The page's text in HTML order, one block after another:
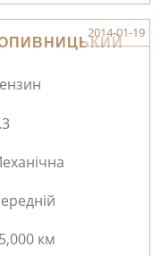
2014-01-19
км